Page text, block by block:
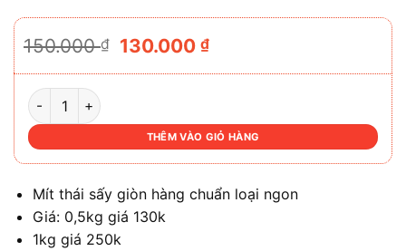
150.000₫
Giá
là:
130.000₫Giá
tại
MÍT THÁI SẤY GIÒN HÀNG CHUẨN 500GR LOẠI NGON SỐ
THÊM VÀO GIỎ HÀNG
Mít thái sấy giòn hàng chuẩn loại ngon
Giá: 0,5kg giá 130k
1kg giá 250k